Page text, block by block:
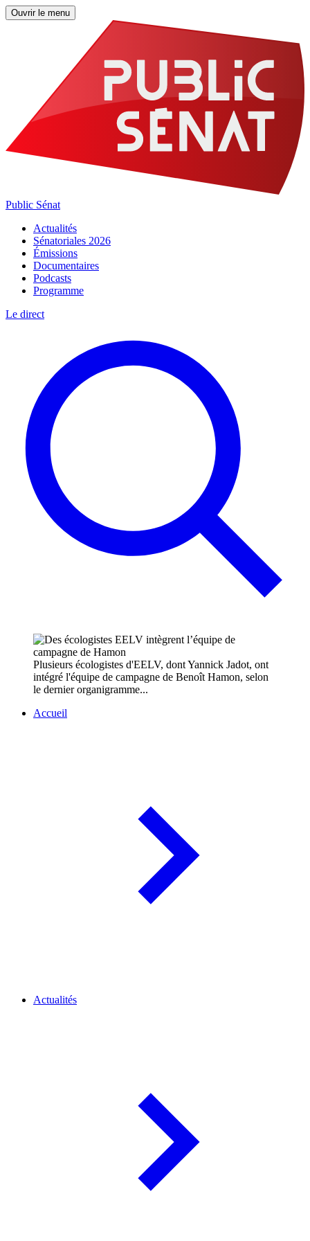
Ouvrir le menu
Public Sénat
Actualités
Sénatoriales 2026
Émissions
Documentaires
Podcasts
Programme
Le direct
Plusieurs écologistes d'EELV, dont Yannick Jadot, ont
intégré l'équipe de campagne de Benoît Hamon, selon
le dernier organigramme...
Accueil
Actualités